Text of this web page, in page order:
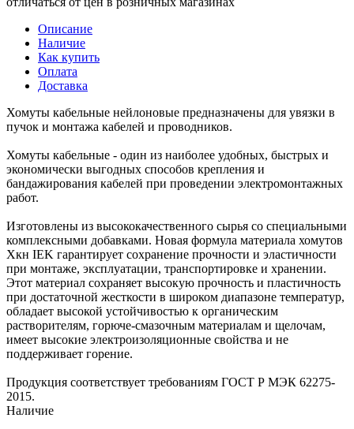
Описание
Наличие
Как купить
Оплата
Доставка
Хомуты кабельные нейлоновые предназначены для увязки в
пучок и монтажа кабелей и проводников.
Хомуты кабельные - один из наиболее удобных, быстрых и
экономически выгодных способов крепления и
бандажирования кабелей при проведении электромонтажных
работ.
Изготовлены из высококачественного сырья со специальными
комплексными добавками. Новая формула материала хомутов
Хкн IEK гарантирует сохранение прочности и эластичности
при монтаже, эксплуатации, транспортировке и хранении.
Этот материал сохраняет высокую прочность и пластичность
при достаточной жесткости в широком диапазоне температур,
обладает высокой устойчивостью к органическим
растворителям, горюче-смазочным материалам и щелочам,
имеет высокие электроизоляционные свойства и не
поддерживает горение.
Продукция соответствует требованиям ГОСТ Р МЭК 62275-
2015.
Наличие